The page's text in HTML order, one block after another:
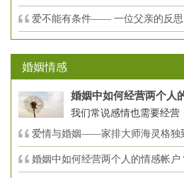
爱不能有条件—— 一位父亲的反思
婚姻情感
婚姻中如何经营两个人
我们常说感情也需要经营
爱情与婚姻——家排大师海灵格独
婚姻中如何经营两个人的情感帐户